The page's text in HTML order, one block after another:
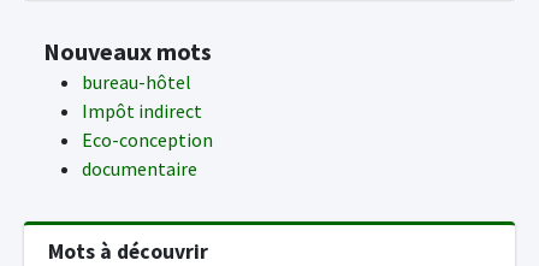
Nouveaux mots
bureau-hôtel
Impôt indirect
Eco-conception
documentaire
Mots à découvrir